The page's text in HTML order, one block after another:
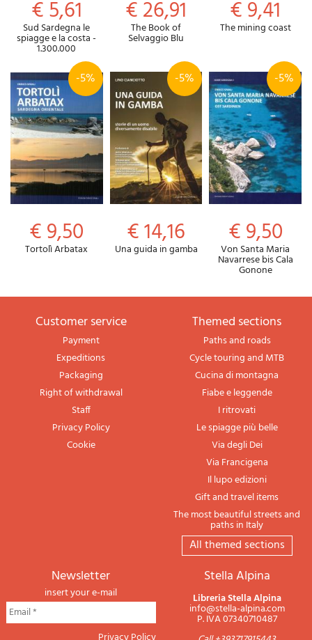
€ 5,61
Sud Sardegna le
spiagge e la costa -
1.300.000
€ 26,91
The Book of
Selvaggio Blu
€ 9,41
The mining coast
-5%
€ 9,50
Tortolì Arbatax
-5%
€ 14,16
Una guida in gamba
-5%
€ 9,50
Von Santa Maria
Navarrese bis Cala
Gonone
Customer service
Payment
Expeditions
Packaging
Right of withdrawal
Staff
Privacy Policy
Cookie
themed sections
Paths and roads
Cycle touring and MTB
Cucina di montagna
Fiabe e leggende
I ritrovati
Le spiagge più belle
Via degli Dei
Via Francigena
Il lupo edizioni
Gift and travel items
The most beautiful streets and
paths in Italy
All themed sections
newsletter
insert your e-mail
Stella Alpina
Libreria Stella Alpina
info@stella-alpina.com
P. IVA 07340710487